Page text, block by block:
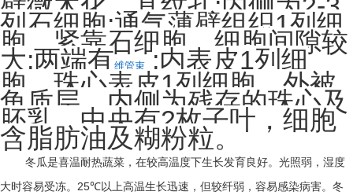
壁微木化，具纹孔 内侧为
列石细胞;通气薄壁组织1列细
胞，紧靠石细胞，细胞间隙较
大;两端有维管束 ;内表皮1列细
胞。珠心表皮1列细胞，外被
角质层，内侧为残存的珠心及
胚乳。中央有2枚子叶，细胞
含脂肪油及糊粉粒。
冬瓜是喜温耐热蔬菜，在较高温度下生长发育良好。光照弱，湿度
大时容易受冻。 25℃以上高温生长迅速，但较纤弱，容易感染病害。冬